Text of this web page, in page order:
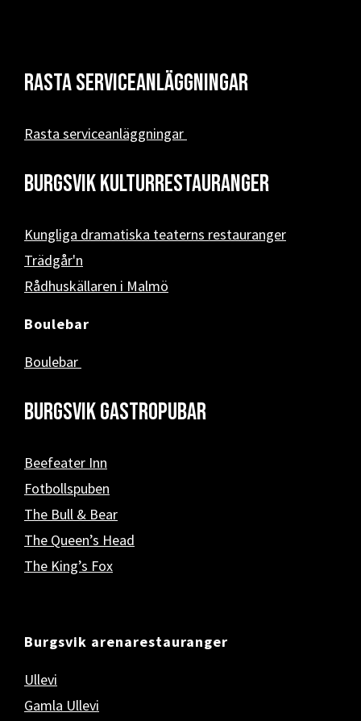
Rasta serviceanläggningar
Rasta serviceanläggningar
Burgsvik kulturrestauranger
Kungliga dramatiska teaterns restauranger
Trädgår'n
Rådhuskällaren i Malmö
Boulebar
Boulebar
Burgsvik Gastropubar
Beefeater Inn
Fotbollspuben
The Bull & Bear
The Queen’s Head
The King’s Fox
Burgsvik arenarestauranger
Ullevi
Gamla Ullevi